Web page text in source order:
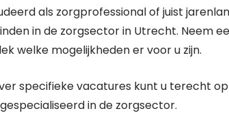
als zorgprofessional of juist
in de zorgsector in Utrecht. Neem
welke mogelijkheden er voor u zijn.
specifieke vacatures kunt u terecht
in de zorgsector.